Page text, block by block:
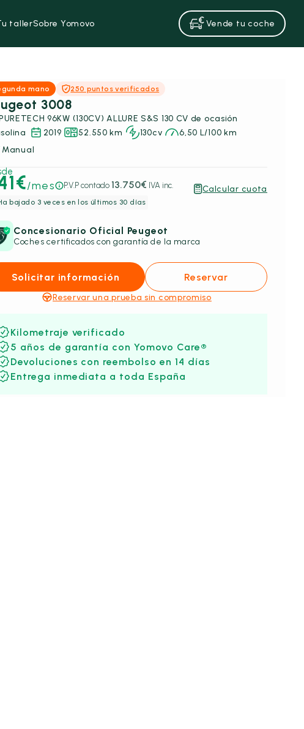
tallerSobre Yomovo Vende tu coche
mano 250 puntos verificados
3008
1.2 PURETECH 96KW (130CV) ALLURE S&S 130 CV de ocasión
2019 52.550 km 130cv
6,50 L/100 km
Manual
/mes P.V.P contado 13.750€ IVA inc.
bajado 3 veces en los últimos 30 días
Calcular cuota
Concesionario Oficial Peugeot
Coches certificados con garantía de la marca
Solicitar información Reservar
Reservar una prueba sin compromiso
Kilometraje verificado
5 años de garantía con Yomovo Care®
Devoluciones con reembolso en 14 días
Entrega inmediata a toda España